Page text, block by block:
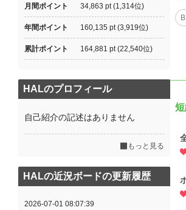
月間ポイント 34,863 pt (1,314位)
年間ポイント 160,135 pt (3,919位)
累計ポイント 164,881 pt (22,540位)
HALのプロフィール
自己紹介の記述はありません
もっと見る
HALの近況ボードの更新履歴
2026-07-01 08:07:39